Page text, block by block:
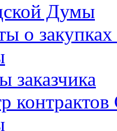
Думы
о
заказчика